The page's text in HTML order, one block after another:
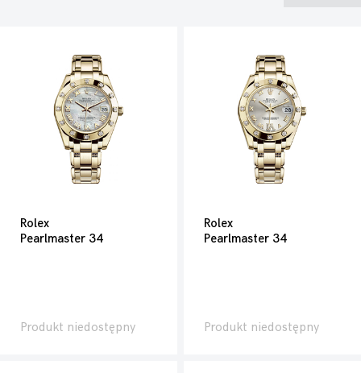
Rolex
Pearlmaster 34
Produkt niedostępny
Rolex
Pearlmaster 34
Produkt niedostępny